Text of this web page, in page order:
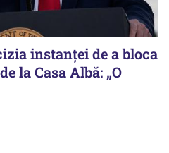
instanţei de a bloca
la Casa Albă: „O